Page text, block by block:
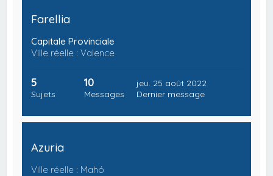
Farellia
Capitale Provinciale
Ville réelle : Valence
5
Sujets
10
Messages
jeu. 25 août 2022
Dernier message
Azuria
Ville réelle : Mahó